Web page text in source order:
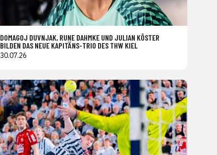
DOMAGOJ DUVNJAK, RUNE DAHMKE UND JULIAN KÖSTER
BILDEN DAS NEUE KAPITÄNS-TRIO DES THW KIEL
30.07.26